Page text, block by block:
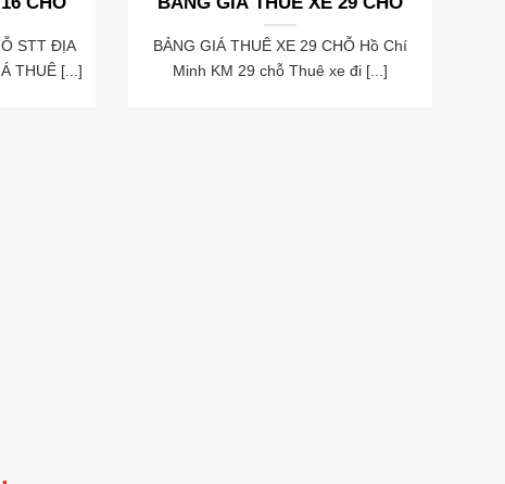
STT ĐỊA
THUÊ [...]
BẢNG GIÁ THUÊ XE 29 CHỖ Hồ Chí
Minh KM 29 chỗ Thuê xe đi [...]